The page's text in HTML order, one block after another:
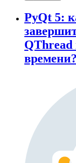
PyQt 5:
QThread
времени?